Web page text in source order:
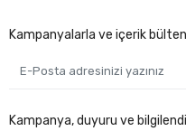
Kampanyalarla ve içerik
Kampanya, duyuru ve